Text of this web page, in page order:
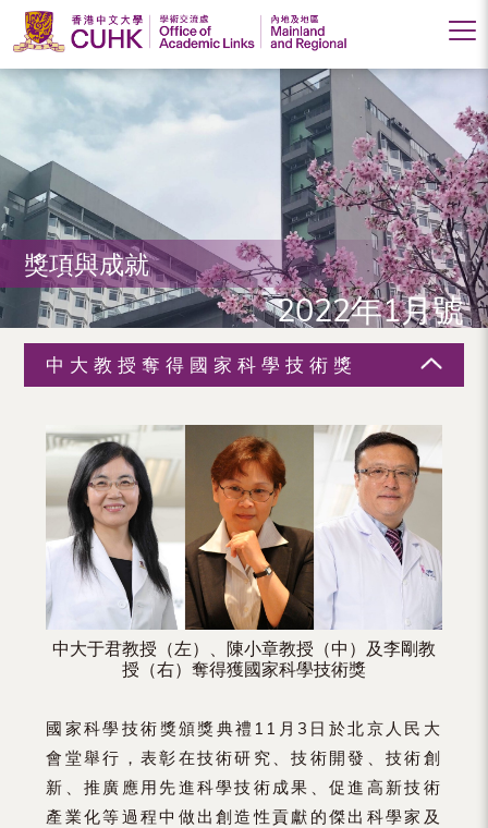
香
港
中
文
大
學
學
術
交
（內
區）
獎項與成就
2022年1月號
中大教授奪得國家科學技術獎
中大于君教授（左）、陳小章教授（中）及李剛教
授（右）奪得獲國家科學技術獎
國家科學技術獎頒獎典禮11月3日於北京人民大
會堂舉行，表彰在技術研究、技術開發、技術創
新、推廣應用先進科學技術成果、促進高新技術
產業化等過程中做出創造性貢獻的傑出科學家及